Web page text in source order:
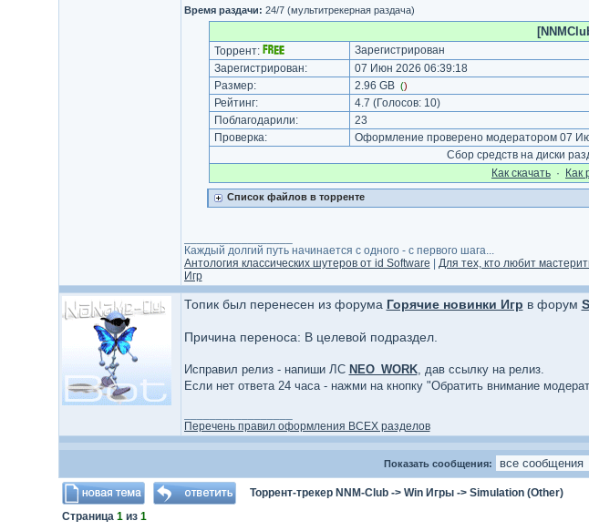
Время раздачи: 24/7 (мультитрекерная раздача)
Торрент:
Зарегистрирован
Зарегистрирован:
07 Июн 2026 06:39:18
Размер:
2.96 GB ()
Рейтинг: 4.7 (Голосов: 10)
Поблагодарили:
23
Проверка:
Оформление проверено модератором 07
Сбор средств на диски
Как cкачать · Как
Список файлов в торренте
Каждый долгий путь начинается с одного - с первого шага...
Антология классических шутеров от id Software
Для тех, кто любит
Игр
Топик был перенесен из форума Горячие новинки Игр в форум
Причина переноса: В целевой подраздел.
Исправил релиз - напиши ЛС NEO_WORK, дав ссылку на релиз.
Если нет ответа 24 часа - нажми на кнопку "Обратить внимание
Перечень правил оформления ВСЕХ разделов
Показать сообщения:
Торрент-трекер NNM-Club-> Win Игры-> Simulation (Other)
Страница 1из 1